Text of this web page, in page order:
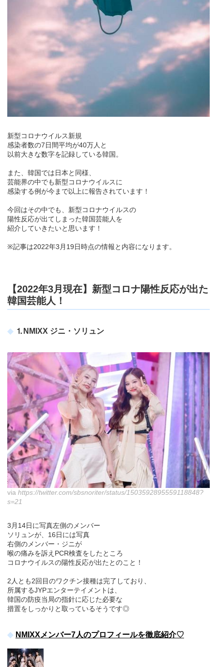
新型コロナウイルス新規
感染者数の7日間平均が40万人と
以前大きな数字を記録している韓国。
また、韓国では日本と同様、
芸能界の中でも新型コロナウイルスに
感染する例が今まで以上に報告されています！
今回はその中でも、新型コロナウイルスの
陽性反応が出てしまった韓国芸能人を
紹介していきたいと思います！
※記事は2022年3月19日時点の情報と内容になります。
【2022年3月現在】新型コロナ陽性反応が出た
韓国芸能人！
⒈NMIXX ジニ・ソリュン
via https://twitter.com/sbsnoriter/status/1503592895559118848?
s=21
3月14日に写真左側のメンバー
ソリュンが、16日には写真
右側のメンバー・ジニが
喉の痛みを訴えPCR検査をしたところ
コロナウイルスの陽性反応が出たとのこと！
2人とも2回目のワクチン接種は完了しており、
所属するJYPエンターテイメントは、
韓国の防疫当局の指針に応じた必要な
措置をしっかりと取っているそうです◎
NMIXXメンバー7人のプロフィールを徹底紹介♡